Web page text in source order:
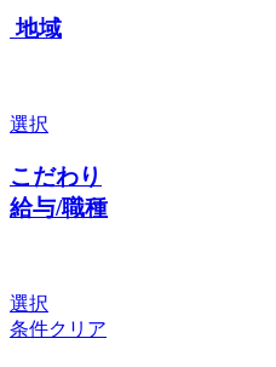
地域
選択
こだわり
給与/職種
選択
条件クリア